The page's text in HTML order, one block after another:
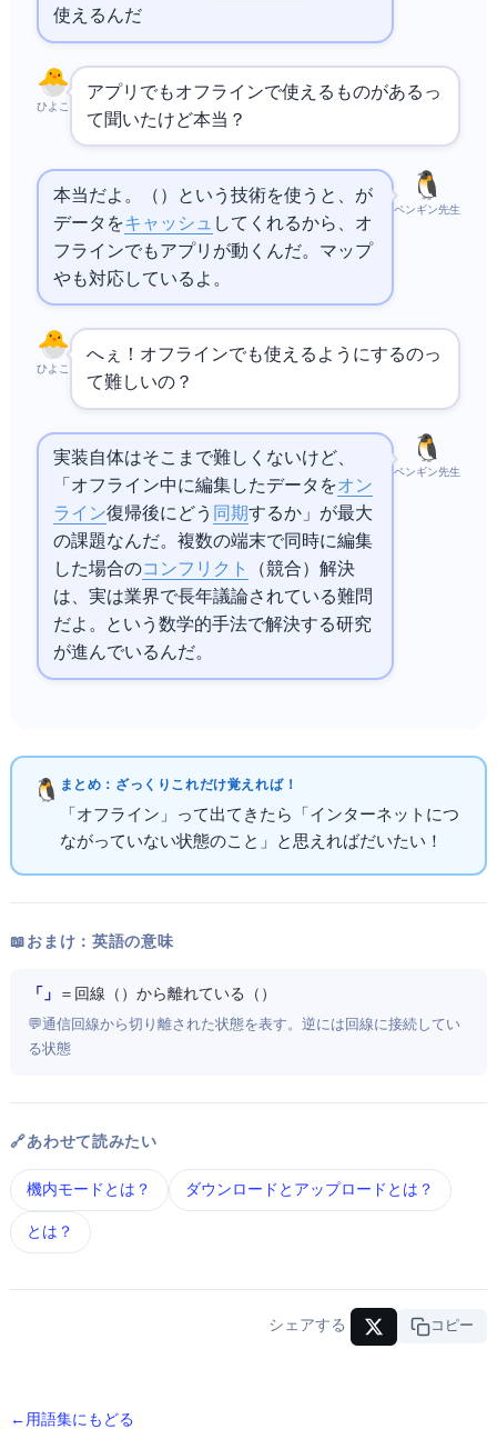
使えるんだ
ひよこ
Webアプリでもオフラインで使えるものがあるっ
て聞いたけど本当？
ペンギン先生
本当だよ。 （Progressive Web App）という技術を使うと、 が
データをキャッシュ してくれるから、オ
フラインでもWebアプリが動くんだ。 マップ
やTwitterも対応しているよ。
ひよこ
へぇ！オフラインでも使えるようにするのっ
て難しいの？
ペンギン先生
実装自体はそこまで難しくないけど、
「オフライン中に編集したデータをオン
ライン復帰後にどう 同期するか」が最大
の課題なんだ。複数の端末で同時に編集
した場合のコンフリクト
（競合）解決
は、実はIT業界で長年議論されている難問
だよ。CRDTという数学的手法で解決する研究
が進んでいるんだ。
まとめ：ざっくりこれだけ覚えればOK！
「オフライン」って出てきたら「インターネットにつ
ながっていない状態のこと」と思えればだいたいOK！
📖 おまけ：英語の意味
「Offline」 ＝ 回線（Line）から離れている（Off）
💬 通信回線から切り離された状態を表す。逆にOnlineは回線に接続してい
る状態
🔗 あわせて読みたい
機内モード とは？ ダウンロードとアップロード とは？
Wi-Fi とは？
シェアする URLコピー
← 用語集にもどる